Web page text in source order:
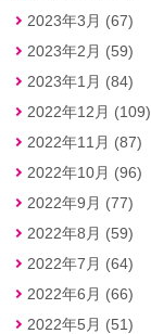
2023年3月 (67)
2023年2月 (59)
2023年1月 (84)
2022年12月 (109)
2022年11月 (87)
2022年10月 (96)
2022年9月 (77)
2022年8月 (59)
2022年7月 (64)
2022年6月 (66)
2022年5月 (51)